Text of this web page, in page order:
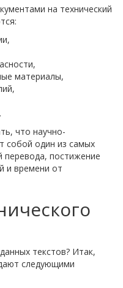
на технический
материалы,
что научно-
собой один из самых
постижение
и времени от
текстов? Итак,
следующими